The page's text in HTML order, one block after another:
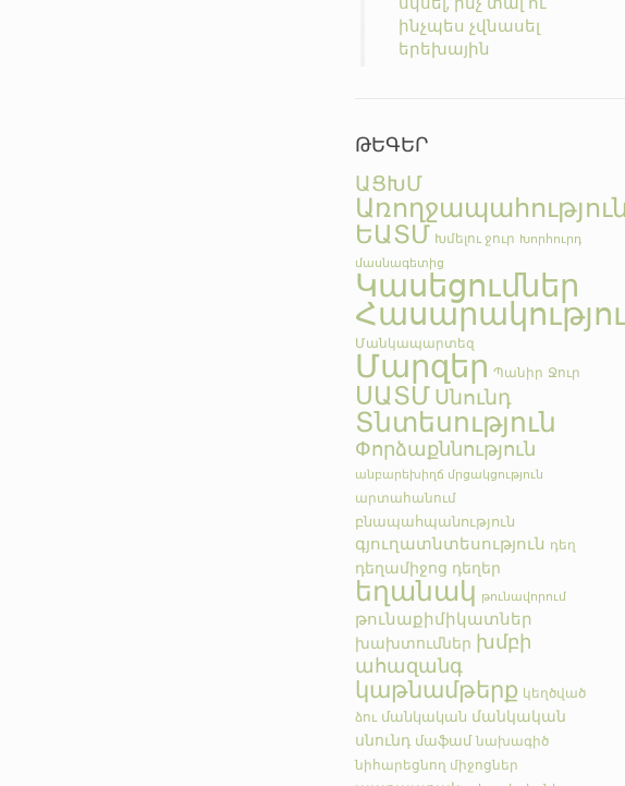
ինչպես չվնասել
երեխային
ԹԵԳԵՐ
ԱՑԽՄ
ԵԱՏՄ Խմելու ջուր Խորհուրդ
մասնագետից
Կասեցումներ
Մանկապարտեզ
Մարզեր Պանիր Ջուր
ՍԱՏՄ Սնունդ
Տնտեսություն
Փորձաքննություն
անբարեխիղճ մրցակցություն
արտահանում
բնապահպանություն
գյուղատնտեսություն դեղ
դեղամիջոց դեղեր
եղանակ թունավորում
թունաքիմիկատներ
խախտումներ խմբի
ահազանգ
կաթնամթերք կեղծված
ձու մանկական մանկական
սնունդ մաֆամ նախագիծ
նիհարեցնող միջոցներ